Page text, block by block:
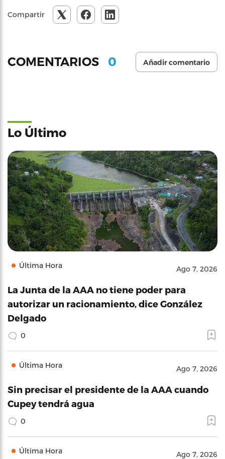
Compartir
COMENTARIOS 0 Añadir comentario
Lo Último
Última Hora Ago 7, 2026
La Junta de la AAA no tiene poder para
autorizar un racionamiento, dice González
Delgado
0
Última Hora Ago 7, 2026
Sin precisar el presidente de la AAA cuando
Cupey tendrá agua
0
Última Hora Ago 7, 2026